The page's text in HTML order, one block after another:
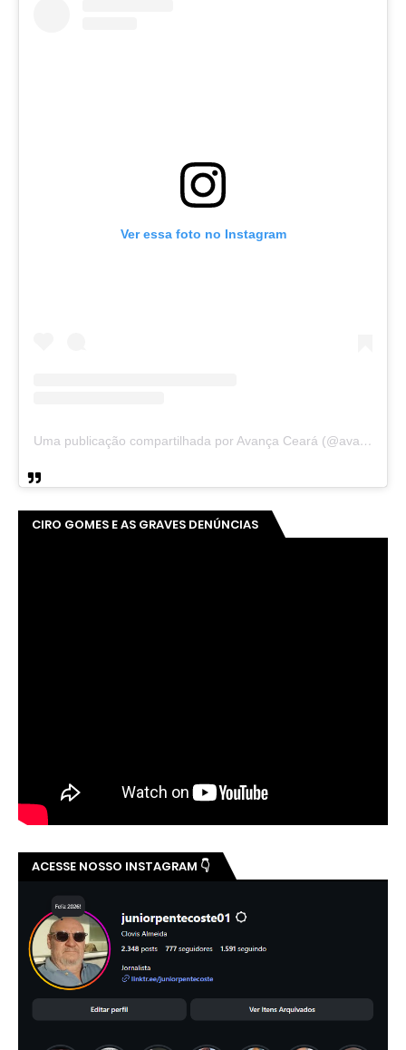
Ver essa foto no Instagram
Uma publicação compartilhada por Avança Ceará (@avancaceara)
CIRO GOMES E AS GRAVES DENÚNCIAS
ACESSE NOSSO INSTAGRAM 👇